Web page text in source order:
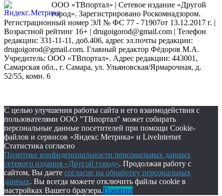
ООО «ТВпортал» | Сетевое издание «Другой
город». Зарегистрировано Роскомнадзором.
Регистрационный номер ЭЛ № ФС 77 - 71907от 13.12.2017 г. |
Возрастной рейтинг 16+ | drugoigorod@gmail.com | Телефон
редакции: 331-11-11, доб.406, адрес эл.почты редакции:
drugoigorod@gmail.com. Главный редактор Фёдоров М.А.
Учредитель: ООО «ТВпортал». Адрес редакции: 443001,
Самарская обл., г. Самара, ул. Ульяновская/Ярмарочная, д.
52/55, комн. 6
С целью улучшения работы сайта и его взаимодействия с
пользователями ООО "ТВпортал" может собирать
персональные данные посетителей при помощи Cookie-
файлов и сервисов «Яндекс Метрика» и LiveInternet
Статистика согласно
Политике конфиденциальности персональных данных
сетевого издания «Другой город». Продолжая работу с
сайтом, Вы даете согласие на обработку персональных
данных. Вы всегда можете отключить файлы cookie в
настройках Вашего браузера.Понятно